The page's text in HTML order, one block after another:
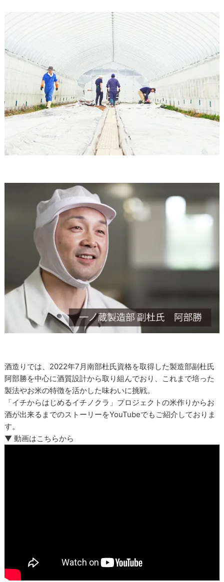
酒造りでは、2022年7月南部杜氏資格を取得した製造部副杜氏
阿部勝を中心に酒質設計から取り組んでおり、これまで培った
製法やお米の特徴を活かした味わいに挑戦。
「イチからはじめるイチノクラ」プロジェクトの米作りからお
酒が出来るまでのストーリーをYouTubeでもご紹介しておりま
す。
▼ 動画はこちらから